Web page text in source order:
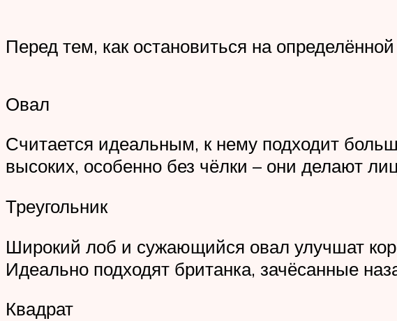
Перед тем, как остановиться на
Овал
Считается идеальным, к нему подходит
высоких, особенно без чёлки – они делают
Треугольник
Широкий лоб и сужающийся овал улучшат
Идеально подходят британка, зачёсанные
Квадрат